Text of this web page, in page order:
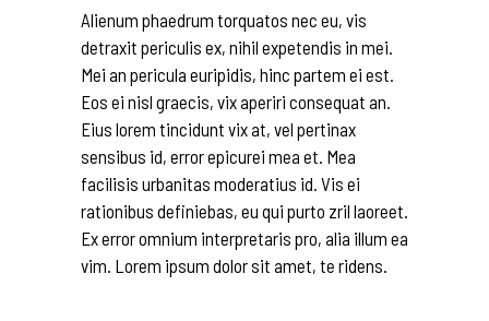
Alienum phaedrum torquatos nec eu, vis
detraxit periculis ex, nihil expetendis in mei.
Mei an pericula euripidis, hinc partem ei est.
Eos ei nisl graecis, vix aperiri consequat an.
Eius lorem tincidunt vix at, vel pertinax
sensibus id, error epicurei mea et. Mea
facilisis urbanitas moderatius id. Vis ei
rationibus definiebas, eu qui purto zril laoreet.
Ex error omnium interpretaris pro, alia illum ea
vim. Lorem ipsum dolor sit amet, te ridens.